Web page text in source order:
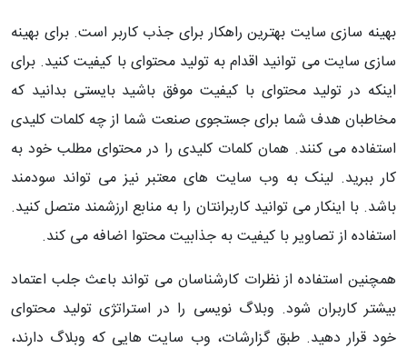
بهینه سازی سایت بهترین راهکار برای جذب کاربر است. برای بهینه
سازی سایت می توانید اقدام به تولید محتوای با کیفیت کنید. برای
اینکه در تولید محتوای با کیفیت موفق باشید بایستی بدانید که
مخاطبان هدف شما برای جستجوی صنعت شما از چه کلمات کلیدی
استفاده می کنند. همان کلمات کلیدی را در محتوای مطلب خود به
کار ببرید. لینک به وب سایت های معتبر نیز می تواند سودمند
باشد. با اینکار می توانید کاربرانتان را به منابع ارزشمند متصل کنید.
استفاده از تصاویر با کیفیت به جذابیت محتوا اضافه می کند.
همچنین استفاده از نظرات کارشناسان می تواند باعث جلب اعتماد
بیشتر کاربران شود. وبلاگ نویسی را در استراتژی تولید محتوای
خود قرار دهید. طبق گزارشات، وب سایت هایی که وبلاگ دارند،